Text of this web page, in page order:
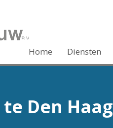
Home Diensten
Den Haag